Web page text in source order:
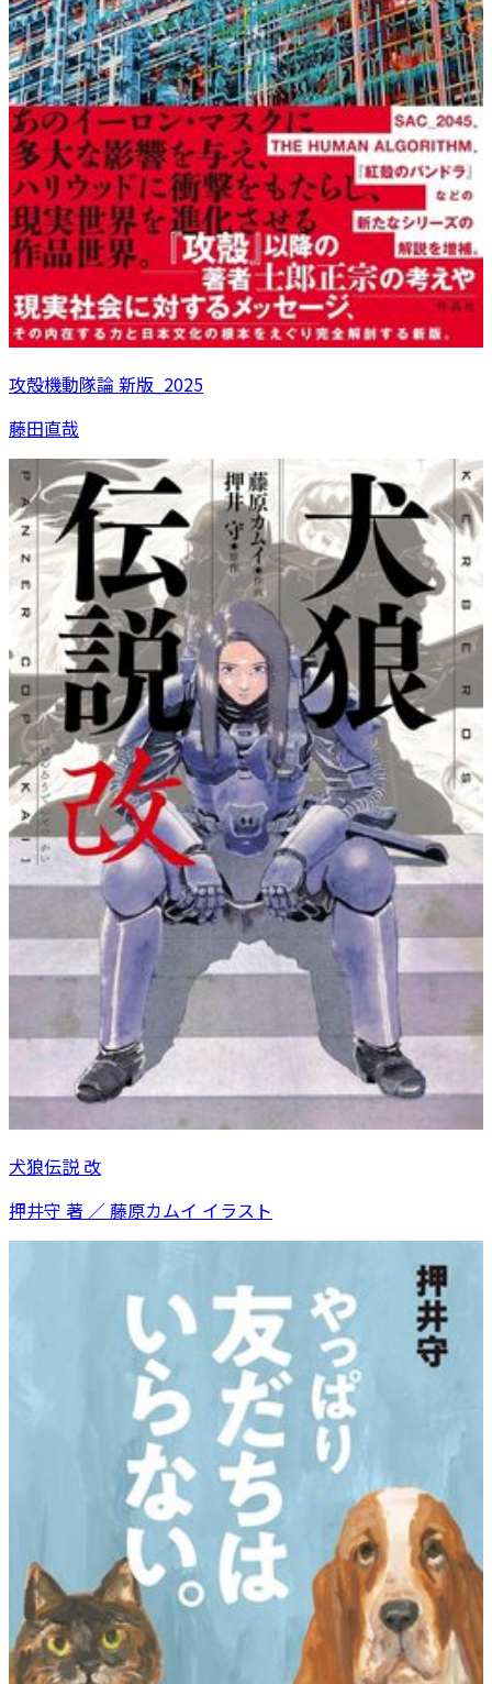
攻殻機動隊論 新版_2025
藤田直哉
犬狼伝説 改
押井守 著 ／ 藤原カムイ イラスト